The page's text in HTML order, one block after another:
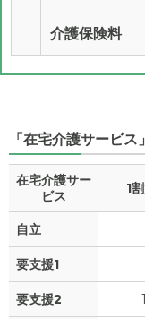
介護保険料
「在宅介護サービ
在宅介護サー
ビス
1
自立
要支援1
要支援2